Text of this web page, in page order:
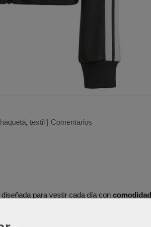
textil | Comentarios
diseñada para vestir cada día concomodidad